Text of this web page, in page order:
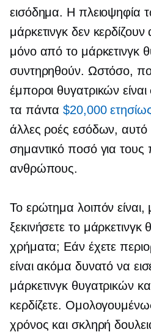
εισόδημα. Η πλειοψηφία
μάρκετινγκ δεν
μόνο από το μάρκετινγκ
συντηρηθούν. Ωστόσο,
έμποροι θυγατρικών
τα πάντα$20,000
άλλες ροές εσόδων, αυτό
σημαντικό ποσό για τους
ανθρώπους.
Το ερώτημα λοιπόν είναι,
ξεκινήσετε το μάρκετινγκ
χρήματα; Εάν έχετε
είναι ακόμα δυνατό να
μάρκετινγκ θυγατρικών
κερδίζετε.
χρόνος και σκληρή